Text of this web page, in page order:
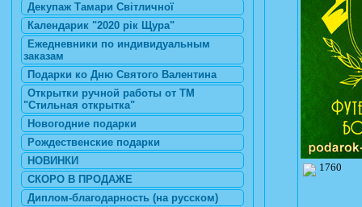
1760
Декупаж Тамари Світличної
Календарик "2020 рік Щура"
Ежедневники по индивидуальным
заказам
Подарки ко Дню Святого Валентина
Открытки ручной работы от ТМ
"Стильная открытка"
Новогодние подарки
Рождественские подарки
НОВИНКИ
СКОРО В ПРОДАЖЕ
Диплом-благодарность (на русском)